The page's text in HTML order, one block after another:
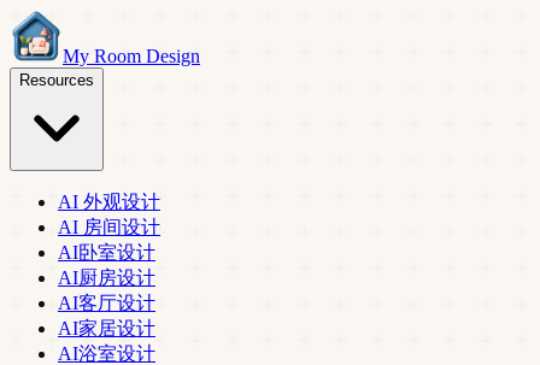
My Room Design
Resources
AI 外观设计
AI 房间设计
AI卧室设计
AI厨房设计
AI客厅设计
AI家居设计
AI浴室设计